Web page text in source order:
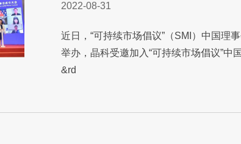
2022-08-31
近日，“可持续市场倡议”（SMI）中国理
举办，晶科受邀加入“可持续市场倡议”中
&rd